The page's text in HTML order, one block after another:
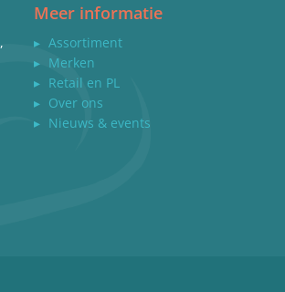
,
Meer informatie
▸ Assortiment
▸ Merken
▸ Retail en PL
▸ Over ons
▸ Nieuws & events